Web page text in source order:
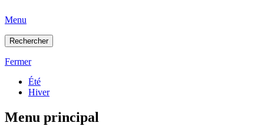
Menu
Rechercher
Fermer
Été
Hiver
Menu principal